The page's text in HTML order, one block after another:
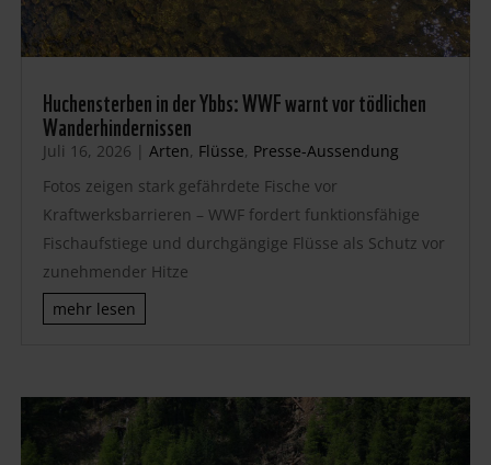
Huchensterben in der Ybbs: WWF warnt vor tödlichen
Wanderhindernissen
Juli 16, 2026 | Arten, Flüsse, Presse-Aussendung
Fotos zeigen stark gefährdete Fische vor
Kraftwerksbarrieren – WWF fordert funktionsfähige
Fischaufstiege und durchgängige Flüsse als Schutz vor
zunehmender Hitze
mehr lesen